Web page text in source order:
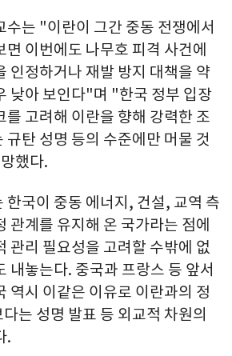
수는 "이란이 그간 중동 전쟁에서
이번에도 나무호 피격 사건에
인정하거나 재발 방지 대책을 약
낮아 보인다"며 "한국 정부 입장
를 고려해 이란을 향해 강력한 조
규탄 성명 등의 수준에만 머물 것
했다.
한국이 중동 에너지, 건설, 교역 측
관계를 유지해 온 국가라는 점에
관리 필요성을 고려할 수밖에 없
내놓는다. 중국과 프랑스 등 앞서
역시 이같은 이유로 이란과의 정
는 성명 발표 등 외교적 차원의
.